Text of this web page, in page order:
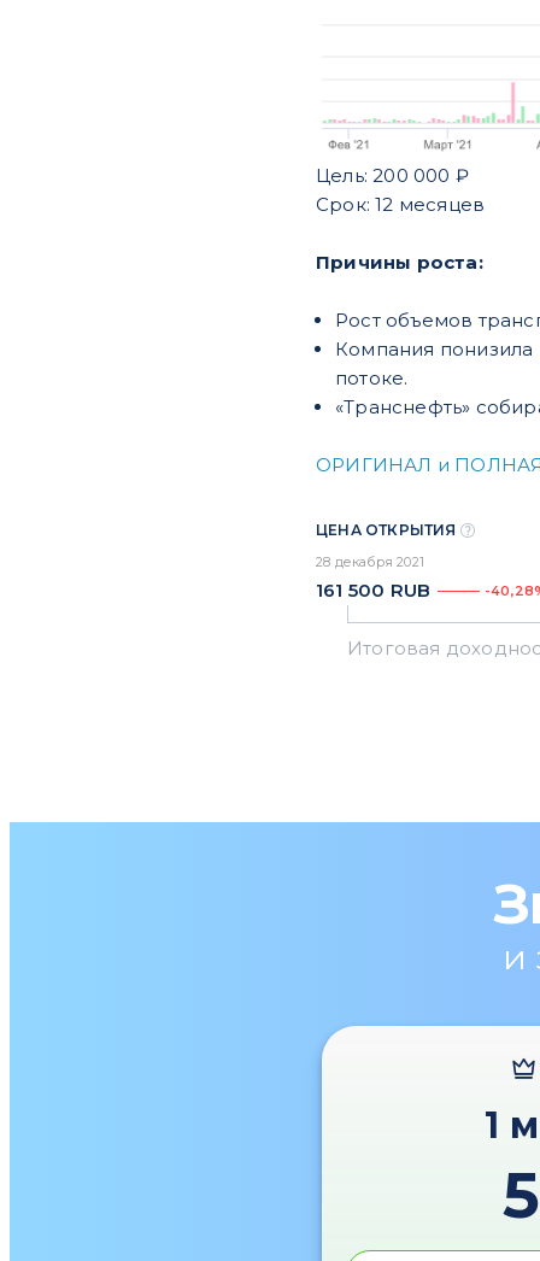
Цель: 200 000 ₽
Срок: 12 месяцев
Причины роста:
Рост объемов
Компания понизила
потоке.
«Транснефть»
ОРИГИНАЛ и
ЦЕНА ОТКРЫТИЯ
28 декабря 2021
161 500 RUB -
и
1